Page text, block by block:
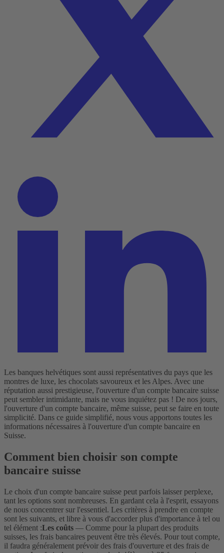
Les banques helvétiques sont aussi représentatives du pays que les
montres de luxe, les chocolats savoureux et les Alpes. Avec une
réputation aussi prestigieuse, l'ouverture d'un compte bancaire suisse
peut sembler intimidante, mais ne vous inquiétez pas ! De nos jours,
l'ouverture d'un compte bancaire, même suisse, peut se faire en toute
simplicité. Dans ce guide simplifié, nous vous apportons toutes les
informations nécessaires à l'ouverture d'un compte bancaire en
Suisse.
Comment bien choisir son compte
bancaire suisse
Le choix d'un compte bancaire suisse peut parfois laisser perplexe,
tant les options sont nombreuses. En gardant cela à l'esprit, essayons
de nous concentrer sur l'essentiel. Les critères à prendre en compte
sont les suivants, et libre à vous d'accorder plus d'importance à tel ou
tel élément :Les coûts — Comme pour la plupart des produits
suisses, les frais bancaires peuvent être très élevés. Pour tout compte,
il faudra généralement prévoir des frais d'ouverture et des frais de